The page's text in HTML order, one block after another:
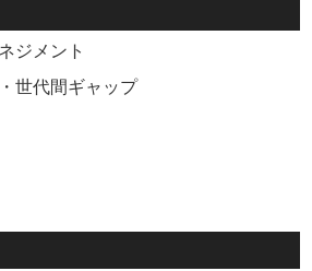
ジメント
世代間ギャップ